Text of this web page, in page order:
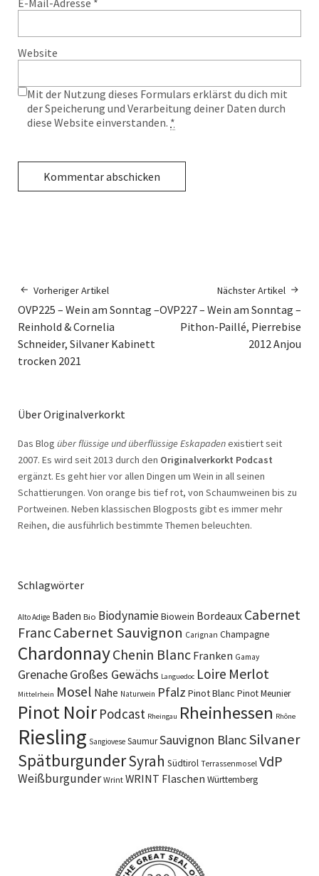
Website
Mit der Nutzung dieses Formulars erklärst du dich mit
der Speicherung und Verarbeitung deiner Daten durch
diese Website einverstanden. *
Vorheriger Artikel
OVP225 – Wein am Sonntag –
Reinhold & Cornelia
Schneider, Silvaner Kabinett
trocken 2021
Nächster Artikel
OVP227 – Wein am Sonntag –
Pithon-Paillé, Pierrebise
2012 Anjou
Über Originalverkorkt
Das Blog über flüssige und überflüssige Eskapadenexistiert seit
2007. Es wird seit 2013 durch den Originalverkorkt Podcast
ergänzt. Es geht hier vor allen Dingen um Wein in all seinen
Schattierungen. Von orange bis tief rot, von Schaumweinen bis zu
Portweinen. Neben klassischen Blogposts gibt es immer mehr
Reihen, die ausführlich bestimmte Themen beleuchten.
Schlagwörter
Alto Adige Baden Bio BiodynamieBiowein Bordeaux Cabernet
FrancCabernet Sauvignon Carignan Champagne
ChardonnayChenin Blanc Franken Gamay
GrenacheGroßes Gewächs Languedoc Loire Merlot
Mittelrhein Mosel Nahe Naturwein Pfalz Pinot Blanc Pinot Meunier
Pinot Noir Podcast Rheingau Rheinhessen Rhône
Riesling Sangiovese SaumurSauvignon BlancSilvaner
SpätburgunderSyrah Südtirol Terrassenmosel VdP
Weißburgunder Wrint WRINT Flaschen Württemberg